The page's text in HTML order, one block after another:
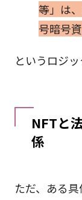
等」は
号暗号
というロジ
NFTと
係
ただ、ある